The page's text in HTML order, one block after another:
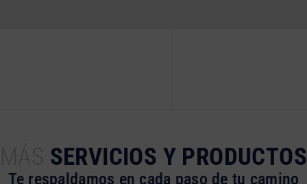
SERVICIOS Y PRODUCTOS
Te respaldamos en cada paso de tu camino